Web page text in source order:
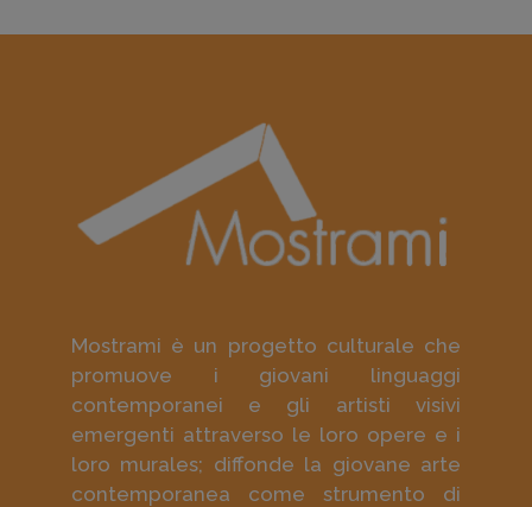
Mostrami è un progetto culturale che
promuove i giovani linguaggi
contemporanei e gli artisti visivi
emergenti attraverso le loro opere e i
loro murales; diffonde la giovane arte
contemporanea come strumento di